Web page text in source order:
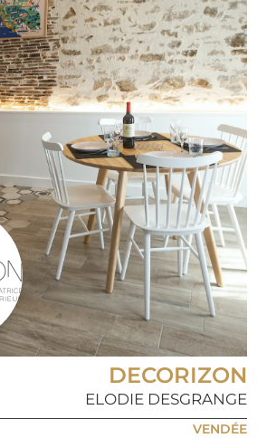
DECORIZON
ELODIE DESGRANGE
VENDÉE